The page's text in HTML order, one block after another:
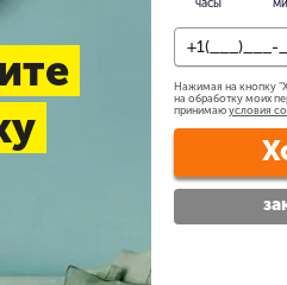
Нашли дешевле? Сделаем
1-3 дня — бесплатно
в будние дни —бесплатно
Узнать цену
часы
Нажимая на кнопку "
на обработку моих
принимаю условия